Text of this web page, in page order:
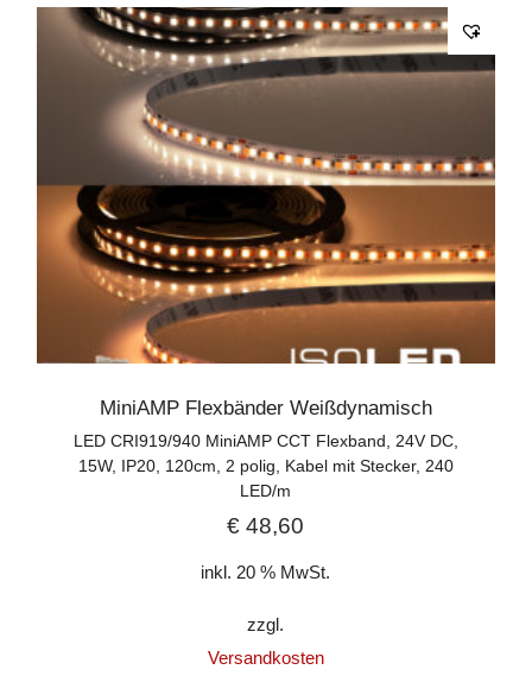
MiniAMP Flexbänder Weißdynamisch
LED CRI919/940 MiniAMP CCT Flexband, 24V DC,
15W, IP20, 120cm, 2 polig, Kabel mit Stecker, 240
LED/m
€ 48,60
inkl. 20 % MwSt.
zzgl.
Versandkosten